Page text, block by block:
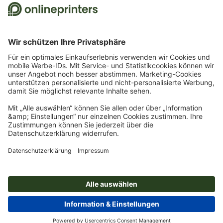
Barauszahlung. Nicht mit weiteren Aktionen kombinierbar. Die Aktion gilt bis
einen Klick bestätigen. Erst dann senden wir Ihnen den Rabattcode und künftig
unseren Newsletter zu. Natürlich können Sie sich jederzeit wieder abmelden.
Maximale Höhe des Rabatts: 150 € des Bestellwerts (netto). Einmalig einlösbar.
Kein Mindestbestellwert. Keine Barauszahlung. Nicht mit weiteren Aktionen oder
Gutscheincodes kombinierbar.Der Gutschein ist nach Erhalt sechs Wochen gültig.
Warenkorb eintragen und auf ausgewählte Produkte sparen. Kein
Mindestbestellwert. Mehrfach einlösbar. Keine Barauszahlung. Nicht mit weiteren
Aktionen kombinierbar. Die Aktion gilt bis einschließlich 31.08.2026.
Warenkorb eintragen und auf ausgewählte Produkte sparen. Kein